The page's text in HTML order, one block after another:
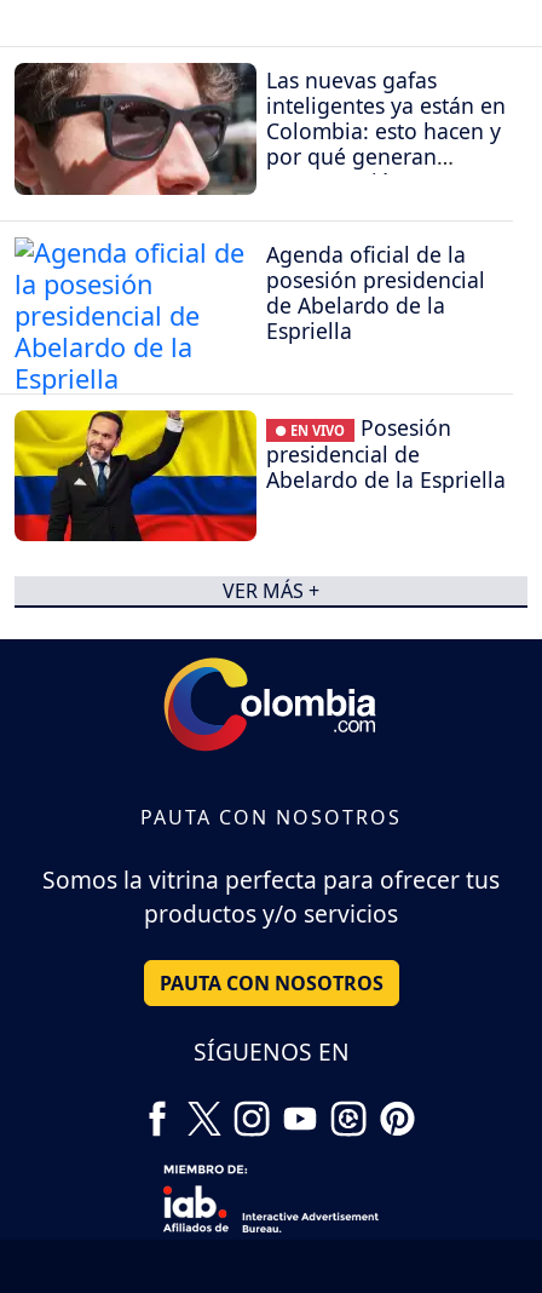
Las nuevas gafas
inteligentes ya están en
Colombia: esto hacen y
por qué generan
preocupación
Agenda oficial de la
posesión presidencial
de Abelardo de la
Espriella
● EN VIVO
Posesión
presidencial de
Abelardo de la Espriella
VER MÁS +
PAUTA CON NOSOTROS
Somos la vitrina perfecta para ofrecer tus
productos y/o servicios
PAUTA CON NOSOTROS
SÍGUENOS EN